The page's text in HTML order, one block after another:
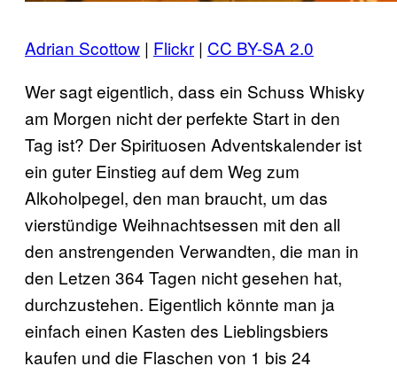
Adrian Scottow | Flickr | CC BY-SA 2.0
Wer sagt eigentlich, dass ein Schuss Whisky
am Morgen nicht der perfekte Start in den
Tag ist? Der Spirituosen Adventskalender ist
ein guter Einstieg auf dem Weg zum
Alkoholpegel, den man braucht, um das
vierstündige Weihnachtsessen mit den all
den anstrengenden Verwandten, die man in
den Letzen 364 Tagen nicht gesehen hat,
durchzustehen. Eigentlich könnte man ja
einfach einen Kasten des Lieblingsbiers
kaufen und die Flaschen von 1 bis 24